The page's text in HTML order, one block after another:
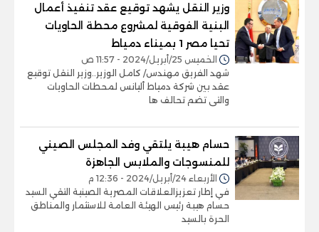
وزير النقل يشهد توقيع عقد تنفيذ أعمال
البنية الفوقية لمشروع محطة الحاويات
تحيا مصر 1 بميناء دمياط
الخميس 25/أبريل/2024 - 11:57 ص
شهد الفريق مهندس/ كامل الوزير..وزير النقل توقيع
عقد بين شركة دمياط أليانس لمحطات الحاويات
والتى تضم تحالف ها
حسام هيبة يلتقي وفد المجلس الصيني
للمنسوجات والملابس الجاهزة
الأربعاء 24/أبريل/2024 - 12:36 م
في إطار تعزيزالعلاقات المصرية الصينية التقي السيد
حسام هيبة رئيس الهيئة العامة للاستثمار والمناطق
الحرة بالسيد